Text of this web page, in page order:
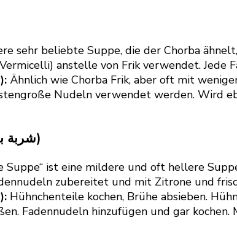
sehr beliebte Suppe, die der Chorba
anstelle von Frik verwendet. Jede
Ähnlich wie Chorba Frik, aber oft mit
Nudeln verwendet werden. Wird
4. Chorba Beïda (شربة بيضاء)
Suppe“ ist eine mildere und oft hellere
zubereitet und mit Zitrone und
Hühnchenteile kochen, Brühe absieben.
Fadennudeln hinzufügen und gar